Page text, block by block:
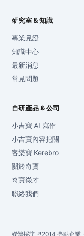
研究室 & 知識
專業見證
知識中心
最新消息
常見問題
自研產品 & 公司
小吉寶 AI 寫作
小吉寶內容把關
客樂寶 Kerebro
關於奇寶
奇寶徵才
聯絡我們
媒體採訪 ↗ 2014 亮點企業